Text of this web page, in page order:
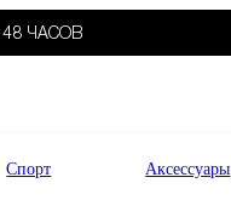
48 ЧАСОВ
Спорт Аксессуары